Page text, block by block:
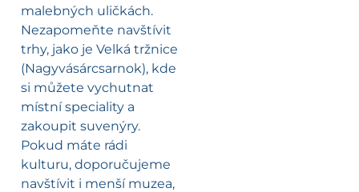
malebných uličkách.
Nezapomeňte navštívit
trhy, jako je Velká tržnice
(Nagyvásárcsarnok), kde
si můžete vychutnat
místní speciality a
zakoupit suvenýry.
Pokud máte rádi
kulturu, doporučujeme
navštívit i menší muzea,